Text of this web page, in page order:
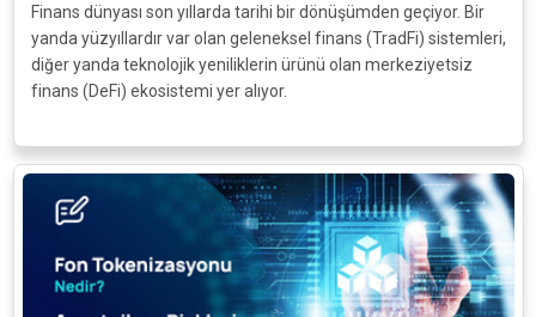
Finans dünyası son yıllarda tarihi bir dönüşümden geçiyor. Bir
yanda yüzyıllardır var olan geleneksel finans (TradFi) sistemleri,
diğer yanda teknolojik yeniliklerin ürünü olan merkeziyetsiz
finans (DeFi) ekosistemi yer alıyor.